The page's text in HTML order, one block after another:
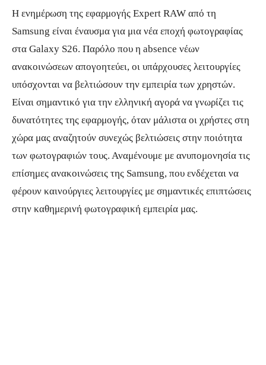
Η ενημέρωση της εφαρμογής Expert RAW από τη
Samsung είναι έναυσμα για μια νέα εποχή φωτογραφίας
στα Galaxy S26. Παρόλο που η absence νέων
ανακοινώσεων απογοητεύει, οι υπάρχουσες λειτουργίες
υπόσχονται να βελτιώσουν την εμπειρία των χρηστών.
Είναι σημαντικό για την ελληνική αγορά να γνωρίζει τις
δυνατότητες της εφαρμογής, όταν μάλιστα οι χρήστες στη
χώρα μας αναζητούν συνεχώς βελτιώσεις στην ποιότητα
των φωτογραφιών τους. Αναμένουμε με ανυπομονησία τις
επίσημες ανακοινώσεις της Samsung, που ενδέχεται να
φέρουν καινούργιες λειτουργίες με σημαντικές επιπτώσεις
στην καθημερινή φωτογραφική εμπειρία μας.